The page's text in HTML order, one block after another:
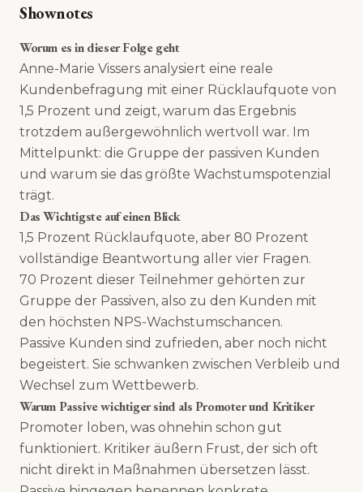
Shownotes
Worum es in dieser Folge geht
Anne-Marie Vissers analysiert eine reale
Kundenbefragung mit einer Rücklaufquote von
1,5 Prozent und zeigt, warum das Ergebnis
trotzdem außergewöhnlich wertvoll war. Im
Mittelpunkt: die Gruppe der passiven Kunden
und warum sie das größte Wachstumspotenzial
trägt.
Das Wichtigste auf einen Blick
1,5 Prozent Rücklaufquote, aber 80 Prozent
vollständige Beantwortung aller vier Fragen.
70 Prozent dieser Teilnehmer gehörten zur
Gruppe der Passiven, also zu den Kunden mit
den höchsten NPS-Wachstumschancen.
Passive Kunden sind zufrieden, aber noch nicht
begeistert. Sie schwanken zwischen Verbleib und
Wechsel zum Wettbewerb.
Warum Passive wichtiger sind als Promoter und Kritiker
Promoter loben, was ohnehin schon gut
funktioniert. Kritiker äußern Frust, der sich oft
nicht direkt in Maßnahmen übersetzen lässt.